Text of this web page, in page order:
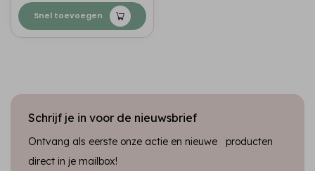
Snel toevoegen
Schrijf je in voor de nieuwsbrief
Ontvang als eerste onze actie en nieuwe producten
direct in je mailbox!